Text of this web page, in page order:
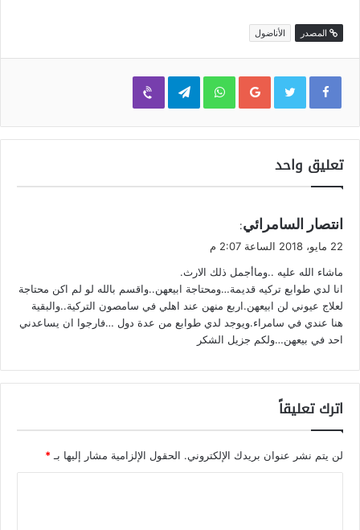
المصدر الأناضول
Google+
WhatsApp
Telegram
Viber
تعليق واحد
ي
ل
انتصار السامرائي:
22 مايو، 2018 الساعة 2:07 م
ماشاء الله عليه ..وماأجمل ذلك الارث.
انا لدي طوابع تركيه قديمة…ومحتاجة ابيعهن..واقسم بالله لو لم اكن محتاجة
لعلاج عيوني لن ابيعهن.اربع منهن عند اهلي في سامصون التركية..والبقية
هنا عندي في سامراء.ويوجد لدي طوابع من عدة دول …فارجوا ان يساعدني
احد في بيعهن…ولكم جزيل الشكر
اترك تعليقاً
لن يتم نشر عنوان بريدك الإلكتروني. الحقول الإلزامية مشار إليها بـ *